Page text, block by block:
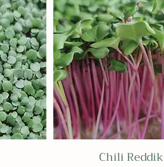
Chili Reddik